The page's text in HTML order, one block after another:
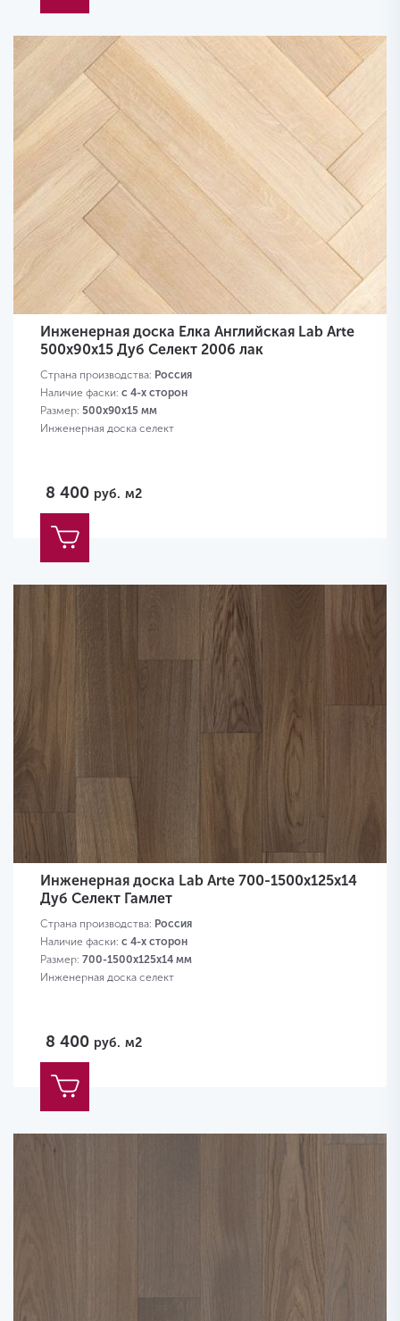
Инженерная доска Елка Английская Lab Arte
500х90х15 Дуб Селект 2006 лак
Страна производства: Россия
Наличие фаски: с 4-х сторон
Размер: 500х90х15 мм
Инженерная доска селект
8 400 руб. м2
Инженерная доска Lab Arte 700-1500х125х14
Дуб Селект Гамлет
Страна производства: Россия
Наличие фаски: с 4-х сторон
Размер: 700-1500х125х14 мм
Инженерная доска селект
8 400 руб. м2